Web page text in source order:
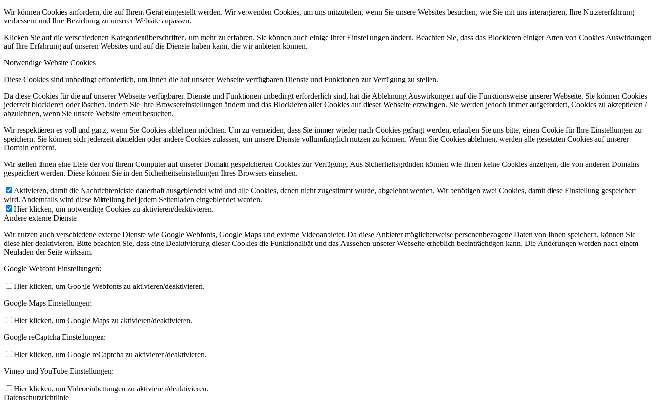
Wir können Cookies anfordern, die auf Ihrem Gerät eingestellt werden. Wir verwenden Cookies, um uns mitzuteilen, wenn Sie unsere Websites besuchen, wie Sie mit uns interagieren, Ihre Nutzererfahrung
verbessern und Ihre Beziehung zu unserer Website anpassen.
Klicken Sie auf die verschiedenen Kategorienüberschriften, um mehr zu erfahren. Sie können auch einige Ihrer Einstellungen ändern. Beachten Sie, dass das Blockieren einiger Arten von Cookies Auswirkungen
auf Ihre Erfahrung auf unseren Websites und auf die Dienste haben kann, die wir anbieten können.
Notwendige Website Cookies
Diese Cookies sind unbedingt erforderlich, um Ihnen die auf unserer Webseite verfügbaren Dienste und Funktionen zur Verfügung zu stellen.
Da diese Cookies für die auf unserer Webseite verfügbaren Dienste und Funktionen unbedingt erforderlich sind, hat die Ablehnung Auswirkungen auf die Funktionsweise unserer Webseite. Sie können Cookies
jederzeit blockieren oder löschen, indem Sie Ihre Browsereinstellungen ändern und das Blockieren aller Cookies auf dieser Webseite erzwingen. Sie werden jedoch immer aufgefordert, Cookies zu akzeptieren /
abzulehnen, wenn Sie unsere Website erneut besuchen.
Wir respektieren es voll und ganz, wenn Sie Cookies ablehnen möchten. Um zu vermeiden, dass Sie immer wieder nach Cookies gefragt werden, erlauben Sie uns bitte, einen Cookie für Ihre Einstellungen zu
speichern. Sie können sich jederzeit abmelden oder andere Cookies zulassen, um unsere Dienste vollumfänglich nutzen zu können. Wenn Sie Cookies ablehnen, werden alle gesetzten Cookies auf unserer
Domain entfernt.
Wir stellen Ihnen eine Liste der von Ihrem Computer auf unserer Domain gespeicherten Cookies zur Verfügung. Aus Sicherheitsgründen können wie Ihnen keine Cookies anzeigen, die von anderen Domains
gespeichert werden. Diese können Sie in den Sicherheitseinstellungen Ihres Browsers einsehen.
Aktivieren, damit die Nachrichtenleiste dauerhaft ausgeblendet wird und alle Cookies, denen nicht zugestimmt wurde, abgelehnt werden. Wir benötigen zwei Cookies, damit diese Einstellung gespeichert
wird. Andernfalls wird diese Mitteilung bei jedem Seitenladen eingeblendet werden.
Hier klicken, um notwendige Cookies zu aktivieren/deaktivieren.
Andere externe Dienste
Wir nutzen auch verschiedene externe Dienste wie Google Webfonts, Google Maps und externe Videoanbieter. Da diese Anbieter möglicherweise personenbezogene Daten von Ihnen speichern, können Sie
diese hier deaktivieren. Bitte beachten Sie, dass eine Deaktivierung dieser Cookies die Funktionalität und das Aussehen unserer Webseite erheblich beeinträchtigen kann. Die Änderungen werden nach einem
Neuladen der Seite wirksam.
Google Webfont Einstellungen:
Hier klicken, um Google Webfonts zu aktivieren/deaktivieren.
Google Maps Einstellungen:
Hier klicken, um Google Maps zu aktivieren/deaktivieren.
Google reCaptcha Einstellungen:
Hier klicken, um Google reCaptcha zu aktivieren/deaktivieren.
Vimeo und YouTube Einstellungen:
Hier klicken, um Videoeinbettungen zu aktivieren/deaktivieren.
Datenschutzrichtlinie